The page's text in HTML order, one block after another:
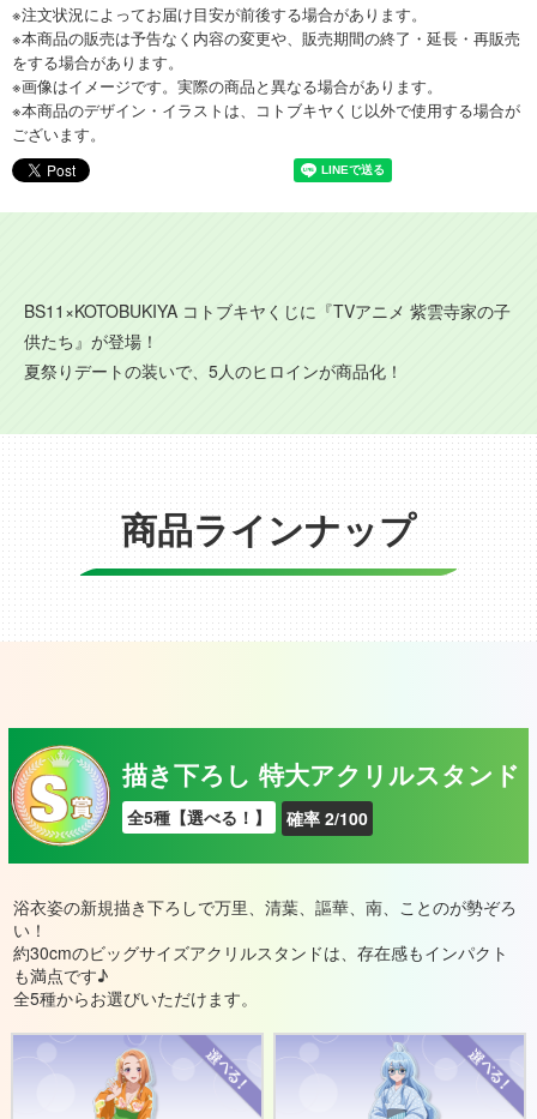
※注文状況によってお届け目安が前後する場合があります。
※本商品の販売は予告なく内容の変更や、販売期間の終了・延長・再販売
をする場合があります。
※画像はイメージです。実際の商品と異なる場合があります。
※本商品のデザイン・イラストは、コトブキヤくじ以外で使用する場合が
ございます。
BS11×KOTOBUKIYA コトブキヤくじに『TVアニメ 紫雲寺家の子
供たち』が登場！
夏祭りデートの装いで、5人のヒロインが商品化！
商品ラインナップ
描き下ろし 特大アクリルスタンド
全5種【選べる！】 確率 2/100
浴衣姿の新規描き下ろしで万里、清葉、謳華、南、ことのが勢ぞろ
い！
約30cmのビッグサイズアクリルスタンドは、存在感もインパクト
も満点です♪
全5種からお選びいただけます。